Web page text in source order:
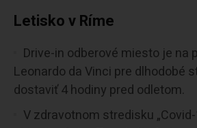
Letisko v Ríme
Drive-in odberové miesto je na
Leonardo da Vinci pre dlhodobé
dostaviť 4 hodiny pred odletom.
V zdravotnom stredisku